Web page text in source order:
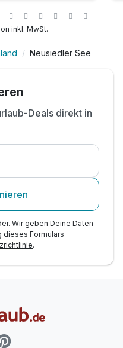
inkl. MwSt.
Neusiedler See
Deals direkt in
Wir geben Deine Daten
dieses Formulars
.